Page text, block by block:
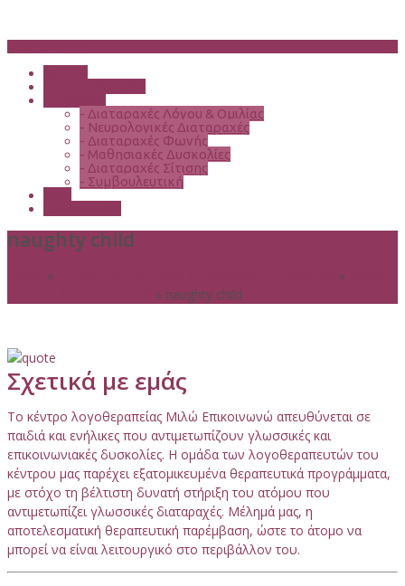
- Διαταραχές Λόγου & Ομιλίας
- Νευρολογικές Διαταραχές
- Διαταραχές Φωνής
- Μαθησιακές Δυσκολίες
- Διαταραχές Σίτισης
- Συμβουλευτική
naughty child
» »
» naughty child
Σχετικά με εμάς
Το κέντρο λογοθεραπείας Μιλώ Επικοινωνώ απευθύνεται σε
παιδιά και ενήλικες που αντιμετωπίζουν γλωσσικές και
επικοινωνιακές δυσκολίες. Η ομάδα των λογοθεραπευτών του
κέντρου μας παρέχει εξατομικευμένα θεραπευτικά προγράμματα,
με στόχο τη βέλτιστη δυνατή στήριξη του ατόμου που
αντιμετωπίζει γλωσσικές διαταραχές. Μέλημά μας, η
αποτελεσματική θεραπευτική παρέμβαση, ώστε το άτομο να
μπορεί να είναι λειτουργικό στο περιβάλλον του.